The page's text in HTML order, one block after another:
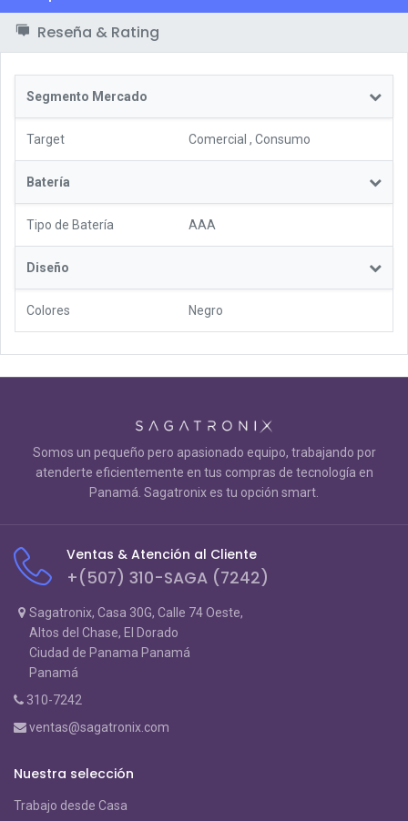
Reseña & Rating
Segmento Mercado
Target Comercial , Consumo
Batería
Tipo de Batería AAA
Diseño
Colores Negro
Somos un pequeño pero apasionado equipo, trabajando por
atenderte eficientemente en tus compras de tecnología en
Panamá. Sagatronix es tu opción smart.
Ventas & Atención al Cliente
+(507) 310-SAGA (7242)
Sagatronix, Casa 30G, Calle 74 Oeste,
Altos del Chase, El Dorado
Ciudad de Panama Panamá
Panamá
310-7242
ventas@sagatronix.com
Nuestra selección
Trabajo desde Casa